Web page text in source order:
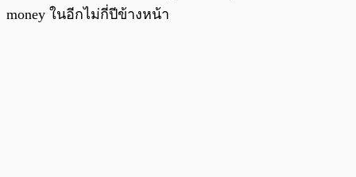
money ในอีกไม่กี่ปีข้างหน้า